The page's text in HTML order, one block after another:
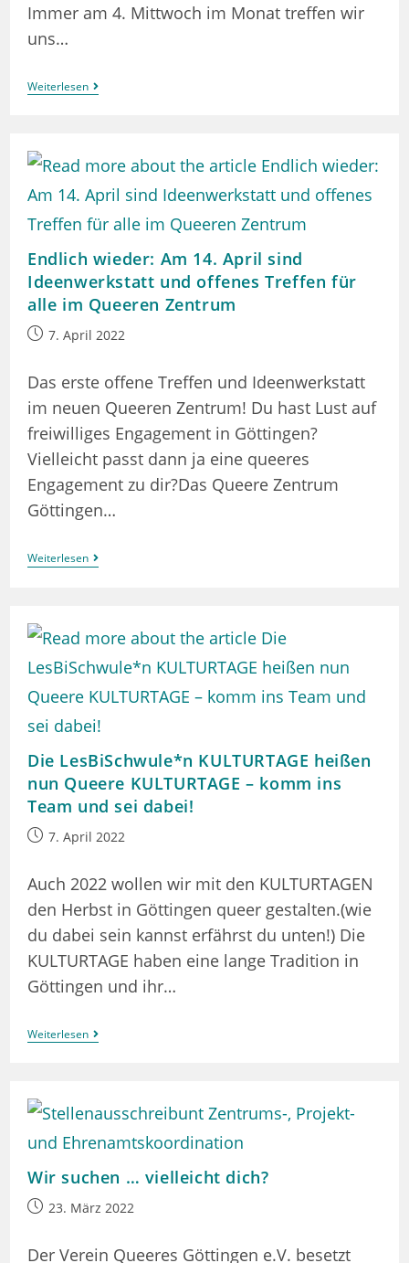
Immer am 4. Mittwoch im Monat treffen wir
uns…
WeiterlesenEndlich
Wieder
Endlich wieder: Am 14. April sind
Ideenwerkstatt und offenes Treffen für
alle im Queeren Zentrum
Beitrag7. April 2022
Das erste offene Treffen und Ideenwerkstatt
im neuen Queeren Zentrum! Du hast Lust auf
freiwilliges Engagement in Göttingen?
Vielleicht passt dann ja eine queeres
Engagement zu dir?Das Queere Zentrum
Göttingen…
WeiterlesenEndlich
Wieder:
Sind
Ideenwerkstatt
Und
Offenes
Treffen
Für
Alle
Im
Zentrum
Die LesBiSchwule*n KULTURTAGE heißen
nun Queere KULTURTAGE – komm ins
Team und sei dabei!
Beitrag7. April 2022
Auch 2022 wollen wir mit den KULTURTAGEN
den Herbst in Göttingen queer gestalten.(wie
du dabei sein kannst erfährst du unten!) Die
KULTURTAGE haben eine lange Tradition in
Göttingen und ihr…
WeiterlesenDie
LesBiSchwule*n
Queere
KULTURTAGE
–
Komm
Team
Sei
Wir suchen … vielleicht dich?
Beitrag23. März 2022
Der Verein Queeres Göttingen e.V. besetzt